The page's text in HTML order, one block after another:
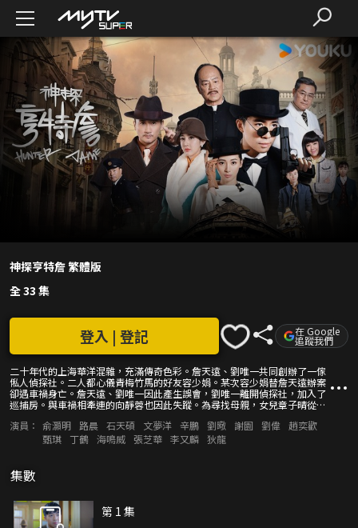
神探亨特詹 繁體版
全 33 集
二十年代的上海華洋混雜，充滿傳奇色彩。詹天遠、劉唯一共同創辦了一傢
俬人偵探社。二人都心儀青梅竹馬的好友容少娟。某次容少娟替詹天遠辦案
卻遇車禍身亡。詹天遠、劉唯一因此產生誤會，劉唯一離開偵探社，加入了
巡捕房。與車禍相牽連的向靜蓉也因此失蹤。為尋找母親，女兒章子晴從國
錯綜複雜、看似毫不相關的案件，也引此牽出了一個以白先生為首的黑惡勢
力。同時劉唯一也利用自己在巡捕房的優勢一直追查車禍真相。殊途同歸。
登入 | 登記 在 Google
追蹤我們
演員： 俞灝明 路晨 石天碩 文夢洋 辛鵬 劉曔 謝園 劉偉
趙奕歡
甄琪
丁鶴 海鳴威 張芝華 李又麟 狄龍
集數
第 1 集